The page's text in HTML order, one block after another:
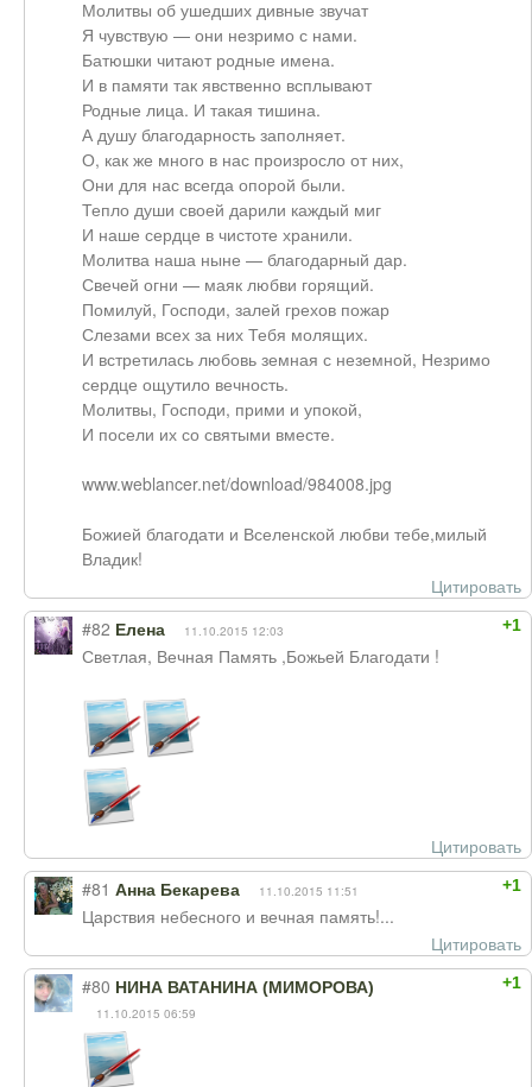
Молитвы об ушедших дивные звучат
Я чувствую — они незримо с нами.
Батюшки читают родные имена.
И в памяти так явственно всплывают
Родные лица. И такая тишина.
А душу благодарность заполняет.
О, как же много в нас произросло от них,
Они для нас всегда опорой были.
Тепло души своей дарили каждый миг
И наше сердце в чистоте хранили.
Молитва наша ныне — благодарный дар.
Свечей огни — маяк любви горящий.
Помилуй, Господи, залей грехов пожар
Слезами всех за них Тебя молящих.
И встретилась любовь земная с неземной, Незримо
сердце ощутило вечность.
Молитвы, Господи, прими и упокой,
И посели их со святыми вместе.
www.weblancer.net/download/984008.jpg
Божией благодати и Вселенской любви тебе,милый
Владик!
Цитировать
+1
#82 Елена 11.10.2015 12:03
Светлая, Вечная Память ,Божьей Благодати !
Цитировать
+1
#81 Анна Бекарева 11.10.2015 11:51
Царствия небесного и вечная память!...
Цитировать
+1
#80 НИНА ВАТАНИНА (МИМОРОВА)
11.10.2015 06:59